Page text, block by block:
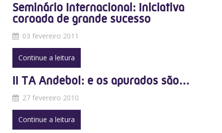
Seminário Internacional: Iniciativa
coroada de grande sucesso
03 fevereiro 2011
Continue a leitura
II TA Andebol: e os apurados são...
27 fevereiro 2010
Continue a leitura